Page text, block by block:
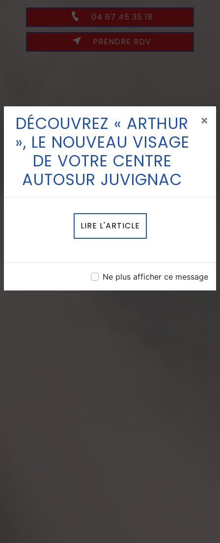
DÉCOUVREZ « ARTHUR
», LE NOUVEAU VISAGE
DE VOTRE CENTRE
AUTOSUR JUVIGNAC
×
LIRE L'ARTICLE
Ne plus afficher ce message
04 67 45 35 18
PRENDRE RDV